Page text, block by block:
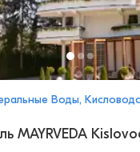
Воды,
MAYRVEDA